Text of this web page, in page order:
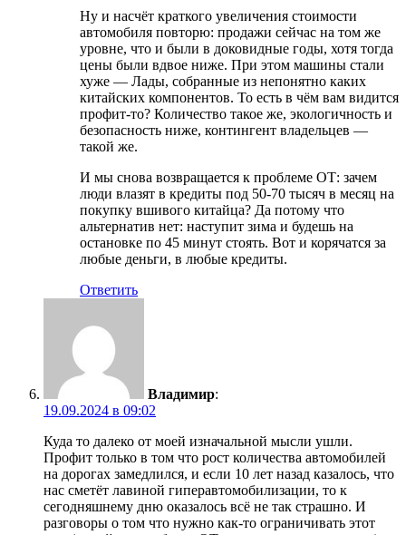
Ну и насчёт краткого увеличения стоимости
автомобиля повторю: продажи сейчас на том же
уровне, что и были в доковидные годы, хотя тогда
цены были вдвое ниже. При этом машины стали
хуже — Лады, собранные из непонятно каких
китайских компонентов. То есть в чём вам видится
профит-то? Количество такое же, экологичность и
безопасность ниже, контингент владельцев —
такой же.
И мы снова возвращается к проблеме ОТ: зачем
люди влазят в кредиты под 50-70 тысяч в месяц на
покупку вшивого китайца? Да потому что
альтернатив нет: наступит зима и будешь на
остановке по 45 минут стоять. Вот и корячатся за
любые деньги, в любые кредиты.
Ответить
Владимир:
19.09.2024 в 09:02
Куда то далеко от моей изначальной мысли ушли.
Профит только в том что рост количества автомобилей
на дорогах замедлился, и если 10 лет назад казалось, что
нас сметёт лавиной гиперавтомобилизации, то к
сегодняшнему дню оказалось всё не так страшно. И
разговоры о том что нужно как-то ограничивать этот